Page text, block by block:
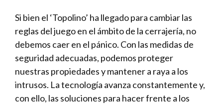
Si bien​ el ‘Topolino’ ​ha llegado para cambiar las
reglas del juego en el⁤ ámbito ⁢de la cerrajería, no​
debemos caer en el pánico. Con las medidas de⁤
seguridad ​adecuadas, podemos proteger
nuestras propiedades y mantener a raya a los
intrusos. La tecnología avanza constantemente y,
con ello, las soluciones para hacer frente ⁤a los